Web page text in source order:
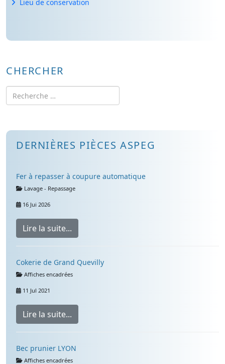
Lieu de conservation
CHERCHER
Rechercher
DERNIÈRES PIÈCES ASPEG
Fer à repasser à coupure automatique
Détails
Lavage - Repassage
16 Jui 2026
Lire la suite...
Cokerie de Grand Quevilly
Détails
Affiches encadrées
11 Jul 2021
Lire la suite...
Bec prunier LYON
Détails
Affiches encadrées